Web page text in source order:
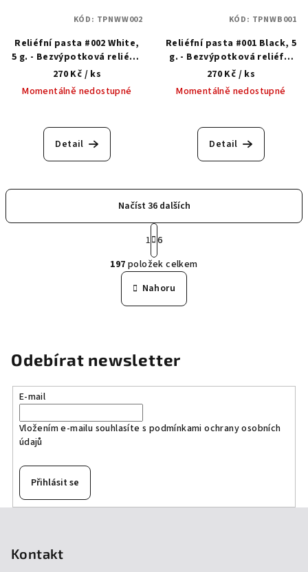
Reliéfní pasta #002 White,
5 g. - Bezvýpotková reliéfní
pasta bílá
270 Kč / ks
Momentálně nedostupné
Detail
KÓD: TPNWW002
Reliéfní pasta #001 Black, 5
g. - Bezvýpotková reliéfní
pasta černá
270 Kč / ks
Momentálně nedostupné
Detail
KÓD: TPNWB001
O
v
l
á
í
k
i
Načíst 36 dalších
S
t
r
á
n
k
o
í
1 6
197 položek celkem
Nahoru
Odebírat newsletter
E-mail
Vložením e-mailu souhlasíte s podmínkami ochrany osobních
údajů
Přihlásit se
Kontakt